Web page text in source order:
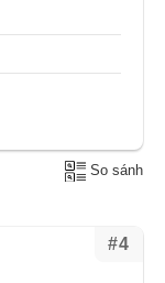
So sánh
#4